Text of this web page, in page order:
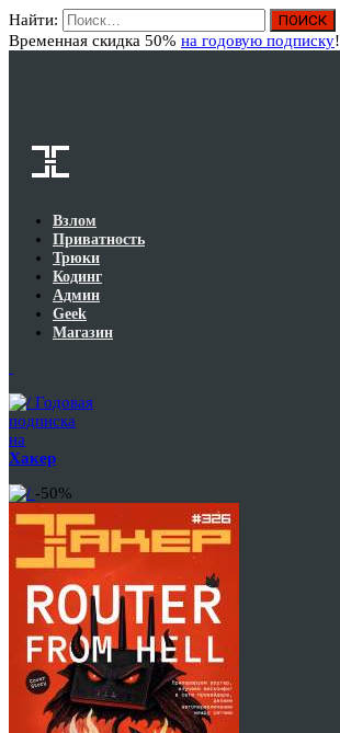
Найти:
Временная скидка 50% на годовую подписку!
Взлом
Приватность
Трюки
Кодинг
Админ
Geek
Магазин
Годовая
подписка
на
Хакер
-50%